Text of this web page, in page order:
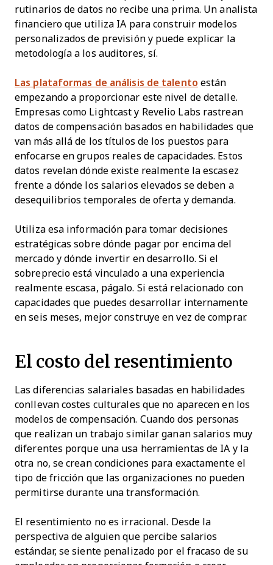
rutinarios de datos no recibe una prima. Un analista
financiero que utiliza IA para construir modelos
personalizados de previsión y puede explicar la
metodología a los auditores, sí.
Las plataformas de análisis de talento están
empezando a proporcionar este nivel de detalle.
Empresas como Lightcast y Revelio Labs rastrean
datos de compensación basados en habilidades que
van más allá de los títulos de los puestos para
enfocarse en grupos reales de capacidades. Estos
datos revelan dónde existe realmente la escasez
frente a dónde los salarios elevados se deben a
desequilibrios temporales de oferta y demanda.
Utiliza esa información para tomar decisiones
estratégicas sobre dónde pagar por encima del
mercado y dónde invertir en desarrollo. Si el
sobreprecio está vinculado a una experiencia
realmente escasa, págalo. Si está relacionado con
capacidades que puedes desarrollar internamente
en seis meses, mejor construye en vez de comprar.
El costo del resentimiento
Las diferencias salariales basadas en habilidades
conllevan costes culturales que no aparecen en los
modelos de compensación. Cuando dos personas
que realizan un trabajo similar ganan salarios muy
diferentes porque una usa herramientas de IA y la
otra no, se crean condiciones para exactamente el
tipo de fricción que las organizaciones no pueden
permitirse durante una transformación.
El resentimiento no es irracional. Desde la
perspectiva de alguien que percibe salarios
estándar, se siente penalizado por el fracaso de su